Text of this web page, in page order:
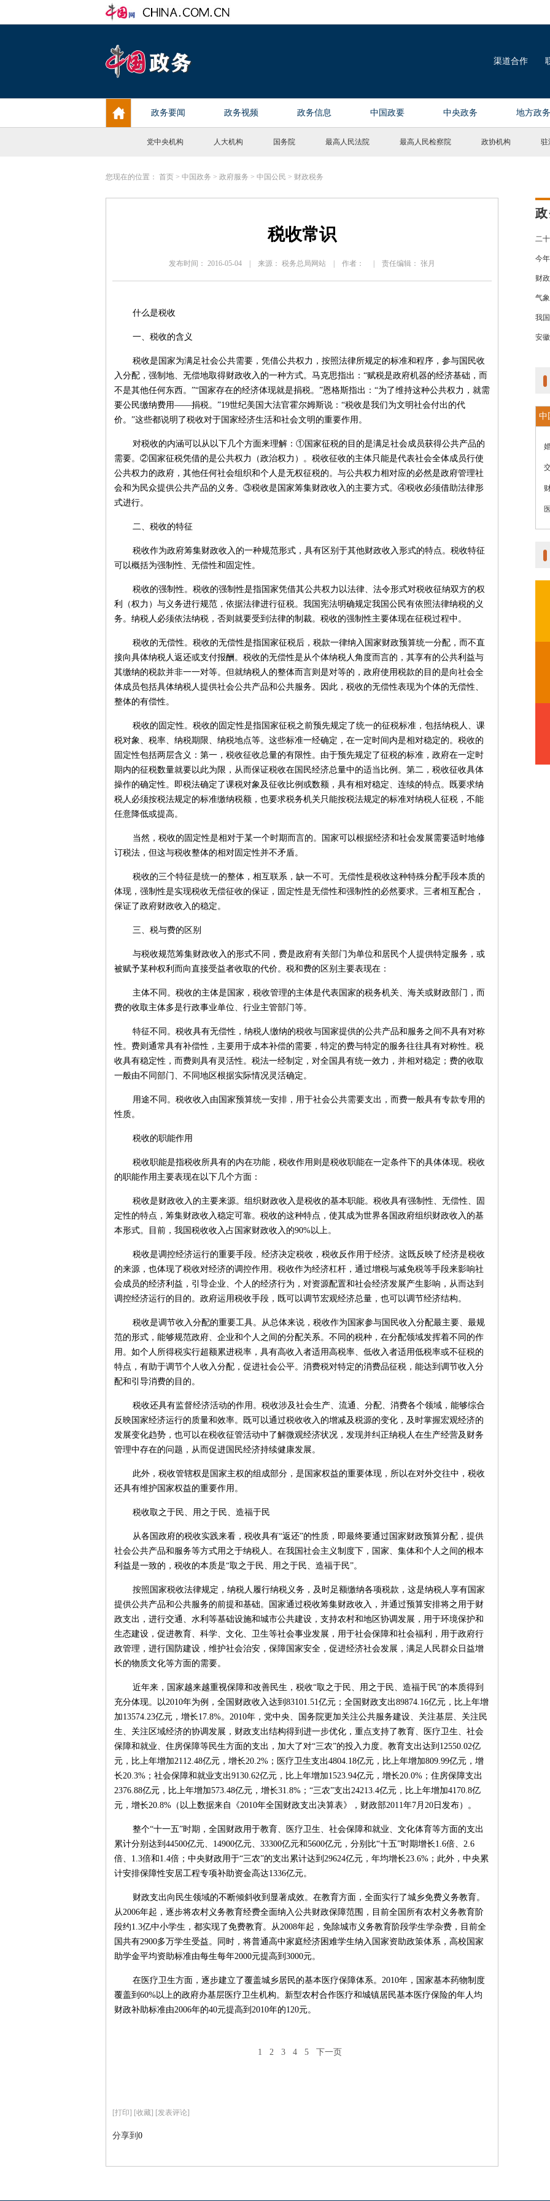
党中央机构 人大机构 国务院 最高人民法院 最高人民检察院 政协机构 驻
您现在的位置： 首页 > 中国政务 > 政府服务 > 中国公民 > 财政税务
税收常识
发布时间： 2016-05-04 | 来源： 税务总局网站 | 作者： | 责任编辑： 张月
什么是税收
一、税收的含义
税收是国家为满足社会公共需要，凭借公共权力，按照法律所规定的标准和程序，参与国民收
入分配，强制地、无偿地取得财政收入的一种方式。马克思指出：“赋税是政府机器的经济基础，而
不是其他任何东西。”“国家存在的经济体现就是捐税。”恩格斯指出：“为了维持这种公共权力，就需
要公民缴纳费用——捐税。”19世纪美国大法官霍尔姆斯说：“税收是我们为文明社会付出的代
价。”这些都说明了税收对于国家经济生活和社会文明的重要作用。
对税收的内涵可以从以下几个方面来理解：①国家征税的目的是满足社会成员获得公共产品的
需要。②国家征税凭借的是公共权力（政治权力）。税收征收的主体只能是代表社会全体成员行使
公共权力的政府，其他任何社会组织和个人是无权征税的。与公共权力相对应的必然是政府管理社
会和为民众提供公共产品的义务。③税收是国家筹集财政收入的主要方式。④税收必须借助法律形
式进行。
二、税收的特征
税收作为政府筹集财政收入的一种规范形式，具有区别于其他财政收入形式的特点。税收特征
可以概括为强制性、无偿性和固定性。
税收的强制性。税收的强制性是指国家凭借其公共权力以法律、法令形式对税收征纳双方的权
利（权力）与义务进行规范，依据法律进行征税。我国宪法明确规定我国公民有依照法律纳税的义
务。纳税人必须依法纳税，否则就要受到法律的制裁。税收的强制性主要体现在征税过程中。
税收的无偿性。税收的无偿性是指国家征税后，税款一律纳入国家财政预算统一分配，而不直
接向具体纳税人返还或支付报酬。税收的无偿性是从个体纳税人角度而言的，其享有的公共利益与
其缴纳的税款并非一一对等。但就纳税人的整体而言则是对等的，政府使用税款的目的是向社会全
体成员包括具体纳税人提供社会公共产品和公共服务。因此，税收的无偿性表现为个体的无偿性、
整体的有偿性。
税收的固定性。税收的固定性是指国家征税之前预先规定了统一的征税标准，包括纳税人、课
税对象、税率、纳税期限、纳税地点等。这些标准一经确定，在一定时间内是相对稳定的。税收的
固定性包括两层含义：第一，税收征收总量的有限性。由于预先规定了征税的标准，政府在一定时
期内的征税数量就要以此为限，从而保证税收在国民经济总量中的适当比例。第二，税收征收具体
操作的确定性。即税法确定了课税对象及征收比例或数额，具有相对稳定、连续的特点。既要求纳
税人必须按税法规定的标准缴纳税额，也要求税务机关只能按税法规定的标准对纳税人征税，不能
任意降低或提高。
当然，税收的固定性是相对于某一个时期而言的。国家可以根据经济和社会发展需要适时地修
订税法，但这与税收整体的相对固定性并不矛盾。
税收的三个特征是统一的整体，相互联系，缺一不可。无偿性是税收这种特殊分配手段本质的
体现，强制性是实现税收无偿征收的保证，固定性是无偿性和强制性的必然要求。三者相互配合，
保证了政府财政收入的稳定。
三、税与费的区别
与税收规范筹集财政收入的形式不同，费是政府有关部门为单位和居民个人提供特定服务，或
被赋予某种权利而向直接受益者收取的代价。税和费的区别主要表现在：
主体不同。税收的主体是国家，税收管理的主体是代表国家的税务机关、海关或财政部门，而
费的收取主体多是行政事业单位、行业主管部门等。
特征不同。税收具有无偿性，纳税人缴纳的税收与国家提供的公共产品和服务之间不具有对称
性。费则通常具有补偿性，主要用于成本补偿的需要，特定的费与特定的服务往往具有对称性。税
收具有稳定性，而费则具有灵活性。税法一经制定，对全国具有统一效力，并相对稳定；费的收取
一般由不同部门、不同地区根据实际情况灵活确定。
用途不同。税收收入由国家预算统一安排，用于社会公共需要支出，而费一般具有专款专用的
性质。
税收的职能作用
税收职能是指税收所具有的内在功能，税收作用则是税收职能在一定条件下的具体体现。税收
的职能作用主要表现在以下几个方面：
税收是财政收入的主要来源。组织财政收入是税收的基本职能。税收具有强制性、无偿性、固
定性的特点，筹集财政收入稳定可靠。税收的这种特点，使其成为世界各国政府组织财政收入的基
本形式。目前，我国税收收入占国家财政收入的90%以上。
税收是调控经济运行的重要手段。经济决定税收，税收反作用于经济。这既反映了经济是税收
的来源，也体现了税收对经济的调控作用。税收作为经济杠杆，通过增税与减免税等手段来影响社
会成员的经济利益，引导企业、个人的经济行为，对资源配置和社会经济发展产生影响，从而达到
调控经济运行的目的。政府运用税收手段，既可以调节宏观经济总量，也可以调节经济结构。
税收是调节收入分配的重要工具。从总体来说，税收作为国家参与国民收入分配最主要、最规
范的形式，能够规范政府、企业和个人之间的分配关系。不同的税种，在分配领域发挥着不同的作
用。如个人所得税实行超额累进税率，具有高收入者适用高税率、低收入者适用低税率或不征税的
特点，有助于调节个人收入分配，促进社会公平。消费税对特定的消费品征税，能达到调节收入分
配和引导消费的目的。
税收还具有监督经济活动的作用。税收涉及社会生产、流通、分配、消费各个领域，能够综合
反映国家经济运行的质量和效率。既可以通过税收收入的增减及税源的变化，及时掌握宏观经济的
发展变化趋势，也可以在税收征管活动中了解微观经济状况，发现并纠正纳税人在生产经营及财务
管理中存在的问题，从而促进国民经济持续健康发展。
此外，税收管辖权是国家主权的组成部分，是国家权益的重要体现，所以在对外交往中，税收
还具有维护国家权益的重要作用。
税收取之于民、用之于民、造福于民
从各国政府的税收实践来看，税收具有“返还”的性质，即最终要通过国家财政预算分配，提供
社会公共产品和服务等方式用之于纳税人。在我国社会主义制度下，国家、集体和个人之间的根本
利益是一致的，税收的本质是“取之于民、用之于民、造福于民”。
按照国家税收法律规定，纳税人履行纳税义务，及时足额缴纳各项税款，这是纳税人享有国家
提供公共产品和公共服务的前提和基础。国家通过税收筹集财政收入，并通过预算安排将之用于财
政支出，进行交通、水利等基础设施和城市公共建设，支持农村和地区协调发展，用于环境保护和
生态建设，促进教育、科学、文化、卫生等社会事业发展，用于社会保障和社会福利，用于政府行
政管理，进行国防建设，维护社会治安，保障国家安全，促进经济社会发展，满足人民群众日益增
长的物质文化等方面的需要。
近年来，国家越来越重视保障和改善民生，税收“取之于民、用之于民、造福于民”的本质得到
充分体现。以2010年为例，全国财政收入达到83101.51亿元；全国财政支出89874.16亿元，比上年增
加13574.23亿元，增长17.8%。2010年，党中央、国务院更加关注公共服务建设、关注基层、关注民
生、关注区域经济的协调发展，财政支出结构得到进一步优化，重点支持了教育、医疗卫生、社会
保障和就业、住房保障等民生方面的支出，加大了对“三农”的投入力度。教育支出达到12550.02亿
元，比上年增加2112.48亿元，增长20.2%；医疗卫生支出4804.18亿元，比上年增加809.99亿元，增
长20.3%；社会保障和就业支出9130.62亿元，比上年增加1523.94亿元，增长20.0%；住房保障支出
2376.88亿元，比上年增加573.48亿元，增长31.8%；“三农”支出24213.4亿元，比上年增加4170.8亿
元，增长20.8%（以上数据来自《2010年全国财政支出决算表》，财政部2011年7月20日发布）。
整个“十一五”时期，全国财政用于教育、医疗卫生、社会保障和就业、文化体育等方面的支出
累计分别达到44500亿元、14900亿元、33300亿元和5600亿元，分别比“十五”时期增长1.6倍、2.6
倍、1.3倍和1.4倍；中央财政用于“三农”的支出累计达到29624亿元，年均增长23.6%；此外，中央累
计安排保障性安居工程专项补助资金高达1336亿元。
财政支出向民生领域的不断倾斜收到显著成效。在教育方面，全面实行了城乡免费义务教育。
从2006年起，逐步将农村义务教育经费全面纳入公共财政保障范围，目前全国所有农村义务教育阶
段约1.3亿中小学生，都实现了免费教育。从2008年起，免除城市义务教育阶段学生学杂费，目前全
国共有2900多万学生受益。同时，将普通高中家庭经济困难学生纳入国家资助政策体系，高校国家
助学金平均资助标准由每生每年2000元提高到3000元。
在医疗卫生方面，逐步建立了覆盖城乡居民的基本医疗保障体系。2010年，国家基本药物制度
覆盖到60%以上的政府办基层医疗卫生机构。新型农村合作医疗和城镇居民基本医疗保险的年人均
财政补助标准由2006年的40元提高到2010年的120元。
1 2 3 4 5 下一页
[打印] [收藏] [发表评论]
分享到 0
二
今
财
气
我
安
中